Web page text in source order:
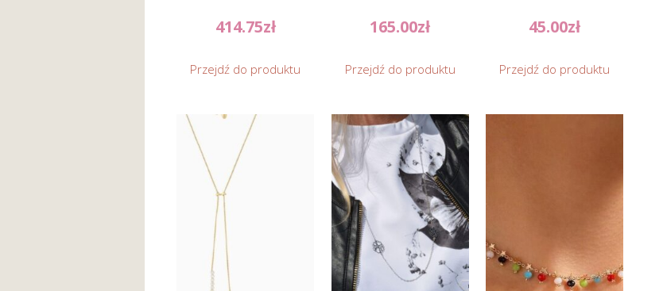
414.75zł
Przejdź do produktu
165.00zł
Przejdź do produktu
45.00zł
Przejdź do produktu